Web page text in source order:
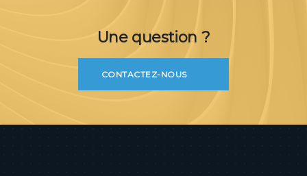
Une question ?
CONTACTEZ-NOUS